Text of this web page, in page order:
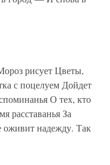
рисует Цветы,
с поцелуем Дойдет
О тех, кто
расставанья За
оживит надежду. Так